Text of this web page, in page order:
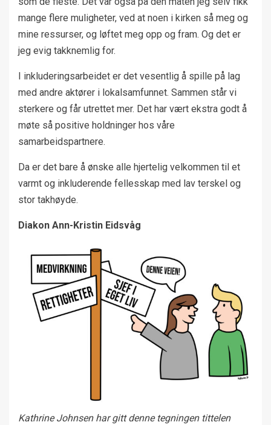
mange flere muligheter, ved at noen i kirken så meg og
mine ressurser, og løftet meg opp og fram. Og det er
jeg evig takknemlig for.
I inkluderingsarbeidet er det vesentlig å spille på lag
med andre aktører i lokalsamfunnet. Sammen står vi
sterkere og får utrettet mer. Det har vært ekstra godt å
møte så positive holdninger hos våre
samarbeidspartnere.
Da er det bare å ønske alle hjertelig velkommen til et
varmt og inkluderende fellesskap med lav terskel og
stor takhøyde.
Diakon Ann-Kristin Eidsvåg
Kathrine Johnsen har gitt denne tegningen tittelen